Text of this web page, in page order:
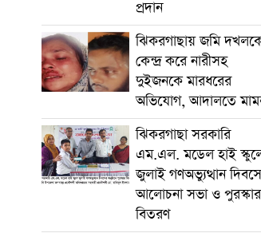
প্রদান
ঝিকরগাছায় জমি
কেন্দ্র করে নারীসহ
দুইজনকে মারধরের
অভিযোগ, আদালতে
ঝিকরগাছা সরকারি
এম.এল. মডেল হাই
জুলাই গণঅভ্যুত্থান
আলোচনা সভা ও পুরস্কার
বিতরণ